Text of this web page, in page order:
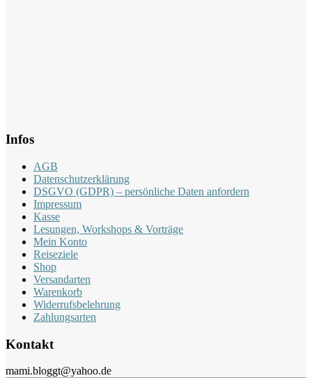
Infos
AGB
Datenschutzerklärung
DSGVO (GDPR) – persönliche Daten anfordern
Impressum
Kasse
Lesungen, Workshops & Vorträge
Mein Konto
Reiseziele
Shop
Versandarten
Warenkorb
Widerrufsbelehrung
Zahlungsarten
Kontakt
mami.bloggt@yahoo.de